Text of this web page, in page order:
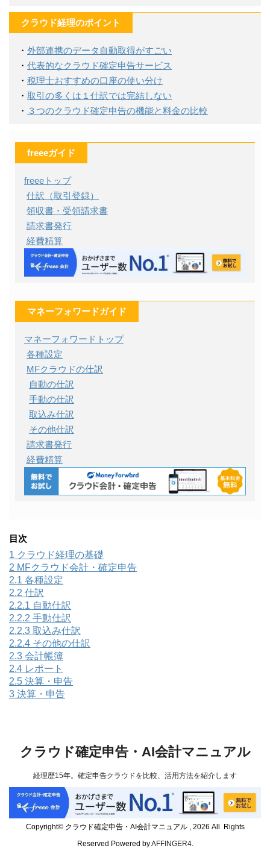
クラウド経理のポイント
・ 外部連携のデータ自動取得がすごい
・ 代表的なクラウド確定申告サービス
・ 税理士おすすめの口座の使い分け
・ 取引の多くは１仕訳では完結しない
・ ３つのクラウド確定申告の機能と料金の比較
freeeガイド
freeeトップ
仕訳（取引登録）
領収書・受領請求書
請求書発行
経費精算
マネーフォワードガイド
マネーフォワードトップ
各種設定
MFクラウドの仕訳
自動の仕訳
手動の仕訳
取込み仕訳
その他仕訳
請求書発行
経費精算
目次
1 クラウド経理の基礎
2 MFクラウド会計・確定申告
2.1 各種設定
2.2 仕訳
2.2.1 自動仕訳
2.2.2 手動仕訳
2.2.3 取込み仕訳
2.2.4 その他の仕訳
2.3 会計帳簿
2.4 レポート
2.5 決算・申告
3 決算・申告
クラウド確定申告・AI会計マニュアル
経理歴15年。確定申告クラウドを比較、活用方法を紹介します
Copyright© クラウド確定申告・AI会計マニュアル , 2026 All Rights
Reserved Powered byAFFINGER4.